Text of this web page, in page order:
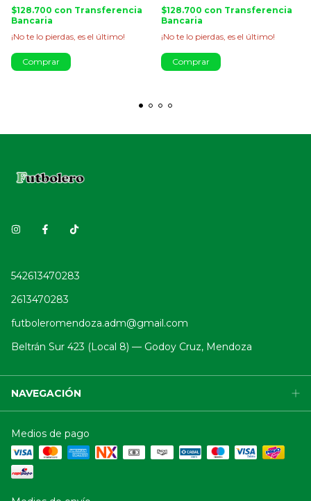
$128.700 con Transferencia
Bancaria
¡No te lo pierdas, es el último!
Comprar
$128.700 con Transferencia
Bancaria
¡No te lo pierdas, es el último!
Comprar
542613470283
2613470283
futboleromendoza.adm@gmail.com
Beltrán Sur 423 (Local 8) — Godoy Cruz, Mendoza
NAVEGACIÓN
Medios de pago